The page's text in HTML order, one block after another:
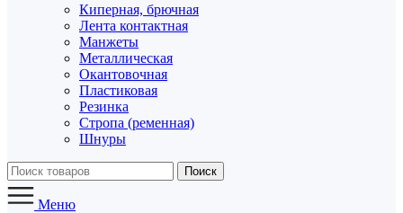
Киперная, брючная
Лента контактная
Манжеты
Металлическая
Окантовочная
Пластиковая
Резинка
Стропа (ременная)
Шнуры
Поиск
Меню